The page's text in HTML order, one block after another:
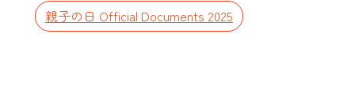
親子の日 Official Documents 2025